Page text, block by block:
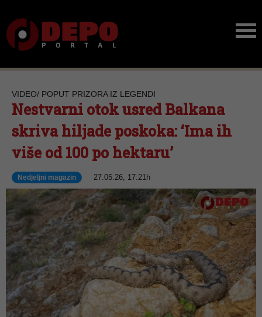
VIDEO/ POPUT PRIZORA IZ LEGENDI
Nestvarni otok usred Balkana
skriva hiljade poskoka: ‘Ima ih
više od 100 po hektaru’
Nedjeljni magazin 27.05.26, 17:21h